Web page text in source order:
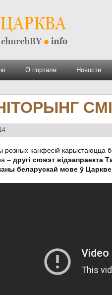
О портале Новости
розных канфесій карыстаюцца
– другі сюжэт відэапраекта
беларускай мове ў